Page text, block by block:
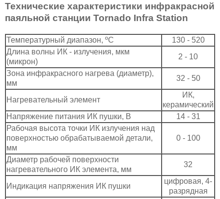
Технические характеристики инфракрасной
паяльной станции Tornado Infra Station
Температурный диапазон, ºC
130 - 520
Длина волны ИК - излучения, мкм
(микрон)
2 - 10
Зона инфракрасного нагрева (диаметр),
мм
32 - 50
Нагревательный элемент
ИК,
керамический
Напряжение питания ИК пушки, В
14 - 31
Рабочая высота точки ИК излучения над
поверхностью обрабатываемой детали,
мм
0 - 100
Диаметр рабочей поверхности
нагревательного ИК элемента, мм
32
Индикация напряжения ИК пушки
цифровая, 4-
разрядная